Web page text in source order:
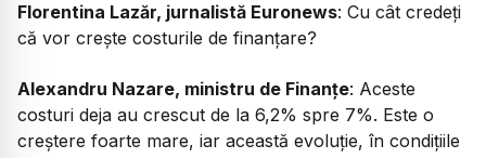
Florentina Lazăr, jurnalistă Euronews: Cu cât credeți
că vor crește costurile de finanțare?
Alexandru Nazare, ministru de Finanțe: Aceste
costuri deja au crescut de la 6,2% spre 7%. Este o
creștere foarte mare, iar această evoluție, în condițiile